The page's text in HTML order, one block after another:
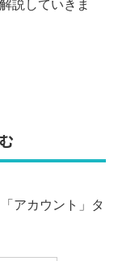
説していきま
アカウント」タ